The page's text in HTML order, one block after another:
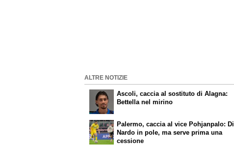
ALTRE NOTIZIE
Ascoli, caccia al sostituto di Alagna:
Bettella nel mirino
Palermo, caccia al vice Pohjanpalo: Di
Nardo in pole, ma serve prima una
cessione